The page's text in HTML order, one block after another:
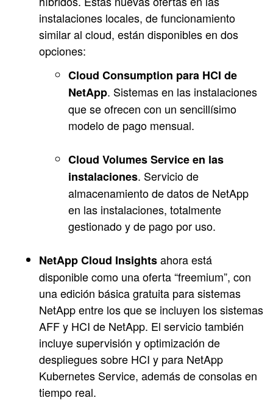
instalaciones locales, de funcionamiento
similar al cloud, están disponibles en dos
opciones:
Cloud Consumption para HCI de
NetApp. Sistemas en las instalaciones
que se ofrecen con un sencillísimo
modelo de pago mensual.
Cloud Volumes Service en las
instalaciones. Servicio de
almacenamiento de datos de NetApp
en las instalaciones, totalmente
gestionado y de pago por uso.
NetApp Cloud Insightsahora está
disponible como una oferta “freemium”, con
una edición básica gratuita para sistemas
NetApp entre los que se incluyen los sistemas
AFF y HCI de NetApp. El servicio también
incluye supervisión y optimización de
despliegues sobre HCI y para NetApp
Kubernetes Service, además de consolas en
tiempo real.